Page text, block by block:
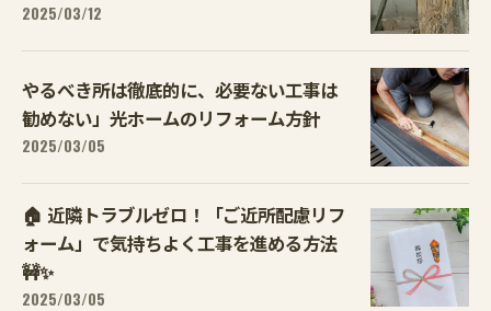
2025/03/12
やるべき所は徹底的に、必要ない工事は
勧めない」光ホームのリフォーム方針
2025/03/05
🏠 近隣トラブルゼロ！「ご近所配慮リフ
ォーム」で気持ちよく工事を進める方法
🚧✨
2025/03/05